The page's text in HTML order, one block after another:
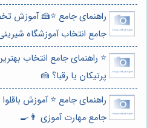
راهنمای جامع ⭐️🍰 آموزش
جامع انتخاب آموزشگاه
⭐️ راهنمای جامع انتخاب
پرتیکان یا رقبا؟ 🍰
راهنمای جامع ⭐️ آموزش
جامع مهارت آموزی 👨‍🍳